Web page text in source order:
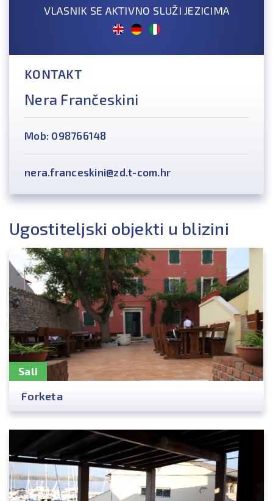
VLASNIK SE AKTIVNO SLUŽI JEZICIMA
KONTAKT
Nera Frančeskini
Mob: 098766148
nera.franceskini@zd.t-com.hr
Ugostiteljski objekti u blizini
Sali
Forketa